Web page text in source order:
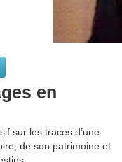
en
sur les traces d’une
de son patrimoine et